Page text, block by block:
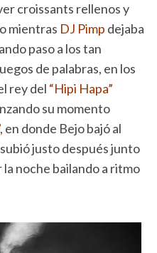
croissants rellenos y
mientras DJ Pimp dejaba
paso a los tan
de palabras, en los
rey del “Hipi Hapa”
su momento
en donde Bejo bajó al
justo después junto
noche bailando a ritmo